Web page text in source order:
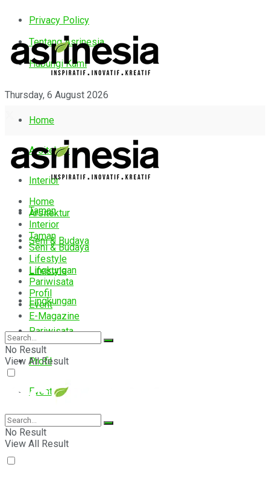
Privacy Policy
Tentang Asrinesia
Hubungi Kami
Thursday, 6 August 2026
Home
Arsitektur
Interior
Taman
Seni & Budaya
Lifestyle
Lingkungan
Pariwisata
Profil
Event
E-Magazine
Home
Arsitektur
Interior
Taman
Seni & Budaya
Lifestyle
Lingkungan
Pariwisata
Profil
Event
E-Magazine
No Result
View All Result
No Result
View All Result